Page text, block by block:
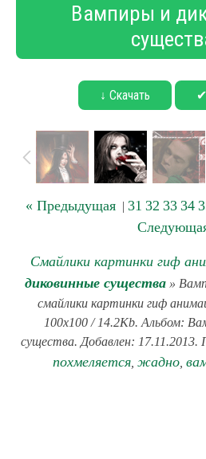
Вампиры и
↓ Скачать
« Предыдущая| 31 32 33 34
Смайлики картинки гиф
диковинные существа»
смайлики картинки гиф
100x100 / 14.2Kb. Альбом:
существа. Добавлен: 17.11.2013.
похмеляется жадно